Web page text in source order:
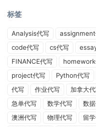
标签
Analysis代写 assignment
code代写
cs代写
FINANCE代写
project代写
Python代写
代写
作业代写 加拿大
急单代写
数学代写 数
澳洲代写
物理代写 留